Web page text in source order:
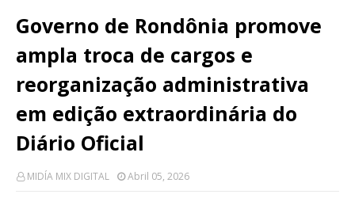
Governo de Rondônia promove
ampla troca de cargos e
reorganização administrativa
em edição extraordinária do
Diário Oficial
MIDÍA MIX DIGITAL Abril 05, 2026